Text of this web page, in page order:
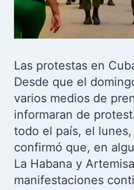
Las protestas en
Desde que el
varios medios de
informaran de
todo el país, el
confirmó que, en
La Habana y
manifestaciones